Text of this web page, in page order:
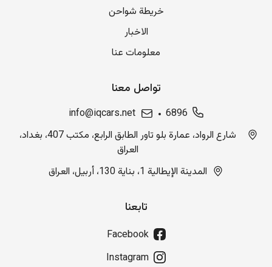
خريطة شواحن
الاخبار
معلومات عنا
تواصل معنا
6896
info@iqcars.net
شارع الرواد، عمارة بلو تاور الطابق الرابع، مكتب 407، بغداد،
العراق
المدينة الإيطالية 1، بناية 130، أربيل، العراق
تابعنا
Facebook
Instagram